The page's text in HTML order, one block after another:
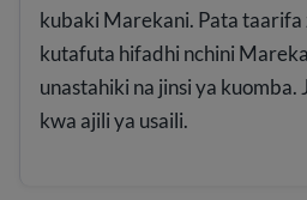
kubaki Marekani. Pata taarifa
kutafuta hifadhi nchini
unastahiki na jinsi ya kuomba.
kwa ajili ya usaili.